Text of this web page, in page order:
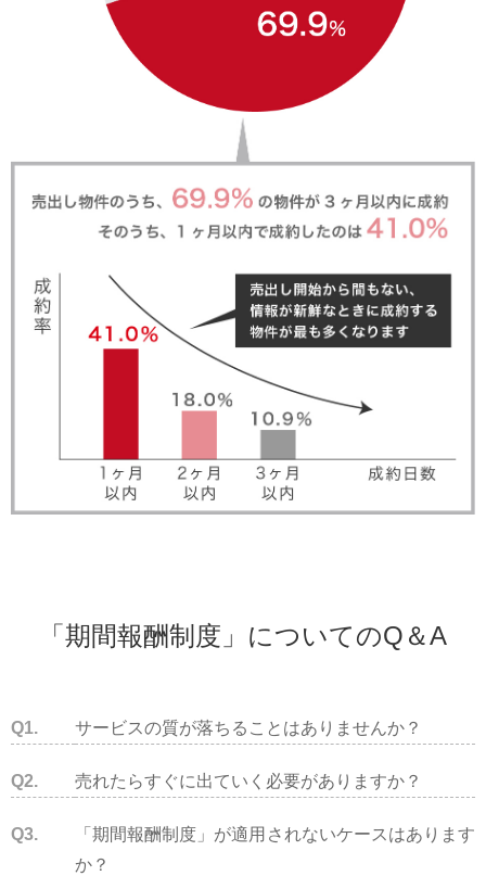
「期間報酬制度」についてのQ＆A
Q1. サービスの質が落ちることはありませんか？
Q2. 売れたらすぐに出ていく必要がありますか？
Q3.
「期間報酬制度」が適用されないケースはあります
か？